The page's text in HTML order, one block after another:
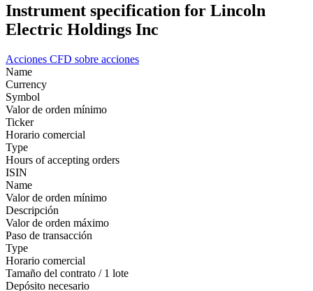
Instrument specification for Lincoln
Electric Holdings Inc
Acciones CFD sobre acciones
Name
Currency
Symbol
Valor de orden mínimo
Ticker
Horario comercial
Type
Hours of accepting orders
ISIN
Name
Valor de orden mínimo
Descripción
Valor de orden máximo
Paso de transacción
Type
Horario comercial
Tamaño del contrato / 1 lote
Depósito necesario